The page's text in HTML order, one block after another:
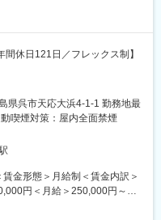
間休日121日／フレックス制】
度化する車載ECU開発におい
21434、Automotive SPICE
セス管理をお任せします。
天応大浜4-1-1 勤務地最
喫煙対策：屋内全面禁煙
金形態＞月給制＜賃金内訳＞
円＜月給＞250,000円～